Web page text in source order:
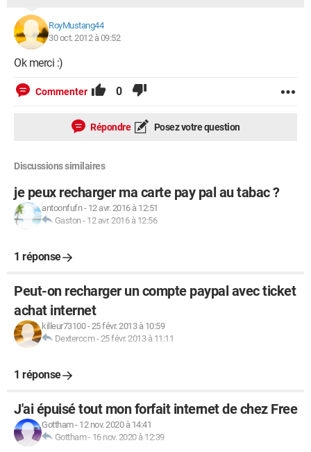
RoyMustang44
30 oct. 2012 à 09:52
Ok merci :)
Commenter 0
Répondre Posez votre question
Discussions similaires
je peux recharger ma carte pay pal au tabac ?
antoonfufn- 12 avr. 2016 à 12:51
Gaston- 12 avr. 2016 à 12:56
1 réponse
Peut-on recharger un compte paypal avec ticket
achat internet
killeur73100-25 févr. 2013 à 10:59
Dexterccm-25 févr. 2013 à 11:11
1 réponse
J'ai épuisé tout mon forfait internet de chez Free
Gottham- 12 nov. 2020 à 14:41
Gottham- 16 nov. 2020 à 12:39